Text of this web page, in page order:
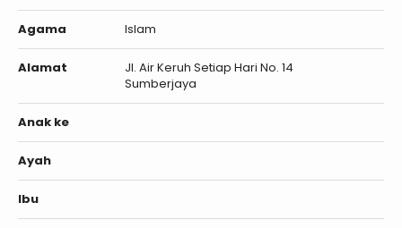
Agama Islam
Alamat
Jl. Air Keruh Setiap Hari No. 14
Sumberjaya
Anak ke
Ayah
Ibu